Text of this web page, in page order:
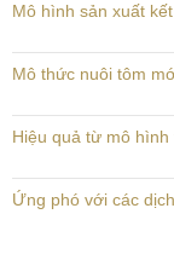
Mô hình sản xuất
Mô thức nuôi tôm
Hiệu quả từ mô
Ứng phó với các